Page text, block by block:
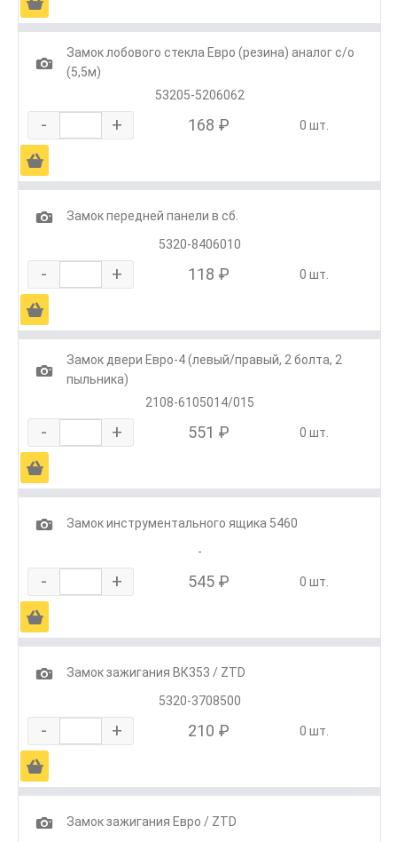
1
Замок лобового стекла Евро (резина) аналог с/о
(5,5м)
53205-5206062
- + 168 ₽ 0 шт.
Ä
1
Замок передней панели в сб.
5320-8406010
- + 118 ₽ 0 шт.
Ä
1
Замок двери Евро-4 (левый/правый, 2 болта, 2
пыльника)
2108-6105014/015
- + 551 ₽ 0 шт.
Ä
1
Замок инструментального ящика 5460
-
- + 545 ₽ 0 шт.
Ä
1
Замок зажигания ВК353 / ZTD
5320-3708500
- + 210 ₽ 0 шт.
Ä
1
Замок зажигания Евро / ZTD